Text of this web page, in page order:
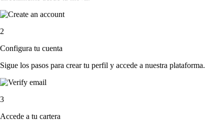
2
Configura tu cuenta
Sigue los pasos para crear tu perfil y accede a nuestra plataforma.
3
Accede a tu cartera